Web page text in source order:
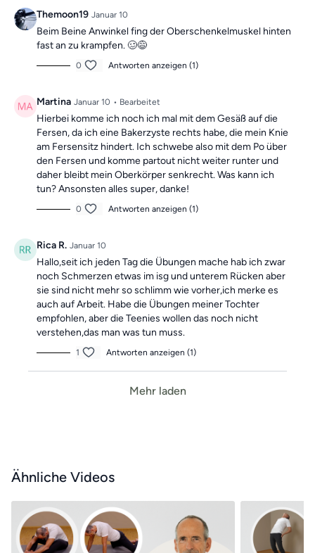
Themoon19 Januar 10
Beim Beine Anwinkel fing der Oberschenkelmuskel hinten
fast an zu krampfen. 🥴😅
0 Antworten anzeigen (1)
Martina Januar 10 • Bearbeitet
Hierbei komme ich noch ich mal mit dem Gesäß auf die
Fersen, da ich eine Bakerzyste rechts habe, die mein Knie
am Fersensitz hindert. Ich schwebe also mit dem Po über
den Fersen und komme partout nicht weiter runter und
daher bleibt mein Oberkörper senkrecht. Was kann ich
tun? Ansonsten alles super, danke!
0 Antworten anzeigen (1)
Rica R. Januar 10
Hallo,seit ich jeden Tag die Übungen mache hab ich zwar
noch Schmerzen etwas im isg und unterem Rücken aber
sie sind nicht mehr so schlimm wie vorher,ich merke es
auch auf Arbeit. Habe die Übungen meiner Tochter
empfohlen, aber die Teenies wollen das noch nicht
verstehen,das man was tun muss.
1 Antworten anzeigen (1)
Mehr laden
Ähnliche Videos